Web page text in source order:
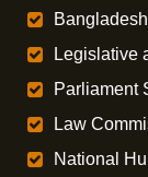
Legislative
Parliament
Law
National